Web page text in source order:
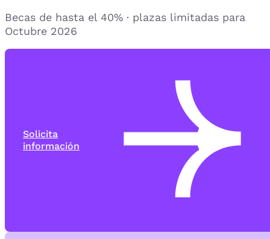
Becas de hasta el 40% · plazas limitadas para
Octubre 2026
Solicita
información